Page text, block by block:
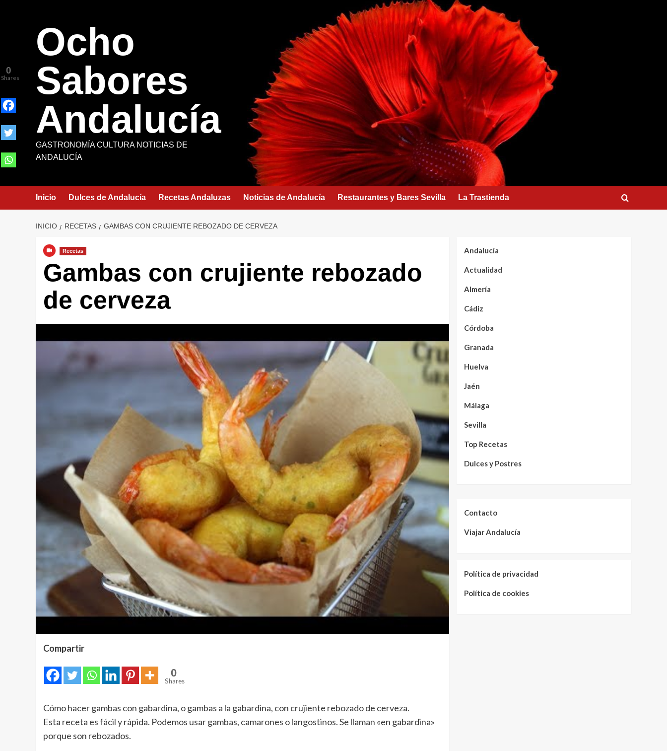
Ocho
Sabores
Andalucía
GASTRONOMÍA CULTURA NOTICIAS DE
ANDALUCÍA
Inicio Dulces de Andalucía Recetas Andaluzas Noticias de Andalucía Restaurantes y Bares Sevilla La Trastienda
INICIO RECETAS GAMBAS CON CRUJIENTE REBOZADO DE CERVEZA
Recetas
Gambas con crujiente rebozado
de cerveza
Compartir
0
Shares
Cómo hacer gambas con gabardina, o gambas a la gabardina, con crujiente rebozado de cerveza.
Esta receta es fácil y rápida. Podemos usar gambas, camarones o langostinos. Se llaman «en gabardina»
porque son rebozados.
0
Shares
Andalucía
Actualidad
Almería
Cádiz
Córdoba
Granada
Huelva
Jaén
Málaga
Sevilla
Top Recetas
Dulces y Postres
Contacto
Viajar Andalucía
Política de privacidad
Política de cookies